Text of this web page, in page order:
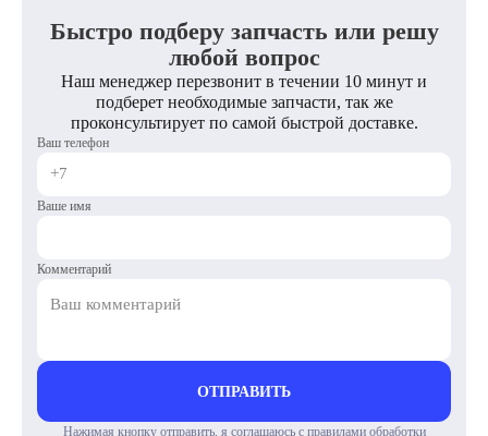
Быстро подберу запчасть или решу
любой вопрос
Наш менеджер перезвонит в течении 10 минут и
подберет необходимые запчасти, так же
проконсультирует по самой быстрой доставке.
Ваш телефон
Ваше имя
Комментарий
ОТПРАВИТЬ
Нажимая кнопку отправить, я соглашаюсь с правилами обработки